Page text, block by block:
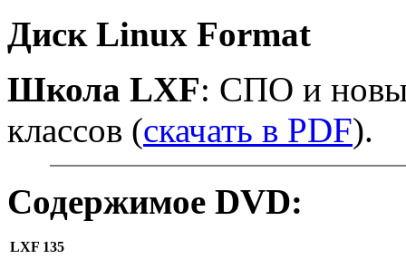
Диск Linux Format
Школа LXF: СПО и
классов (скачать в PDF).
Содержимое DVD:
LXF 135